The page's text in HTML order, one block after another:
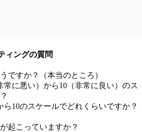
ィングの質問
ですか？（本当のところ）
常に悪い）から10（非常に良い）のス
ら10のスケールでどれくらいですか？
起こっていますか？